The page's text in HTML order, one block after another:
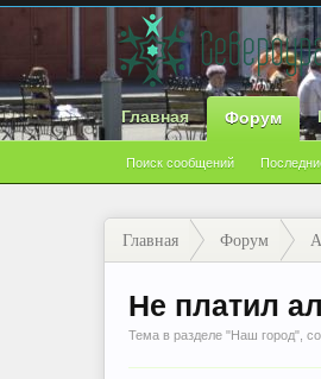
Главная Форум
Поиск сообщений
Главная Форум
Не платил
Тема в разделе "Наш город",